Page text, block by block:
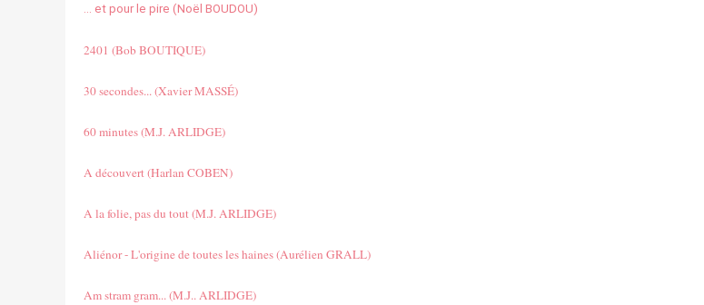
... et pour le pire (Noël BOUDOU)
2401 (Bob BOUTIQUE)
30 secondes... (Xavier MASSÉ)
60 minutes (M.J. ARLIDGE)
A découvert (Harlan COBEN)
A la folie, pas du tout (M.J. ARLIDGE)
Aliénor - L'origine de toutes les haines (Aurélien GRALL)
Am stram gram... (M.J.. ARLIDGE)